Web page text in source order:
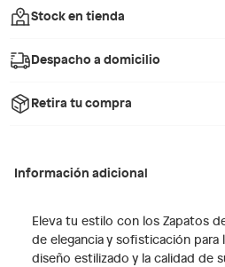
Stock en tienda
Despacho a domicilio
Retira tu compra
Información adicional
Eleva tu estilo con los Zapatos
de elegancia y sofisticación para
diseño estilizado y la calidad de